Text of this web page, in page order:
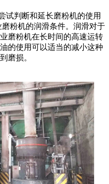
试判断和延长磨粉机的使用
粉机的润滑条件。润滑对于
磨粉机在长时间的高速运转
的使用可以适当的减小这种
磨损。